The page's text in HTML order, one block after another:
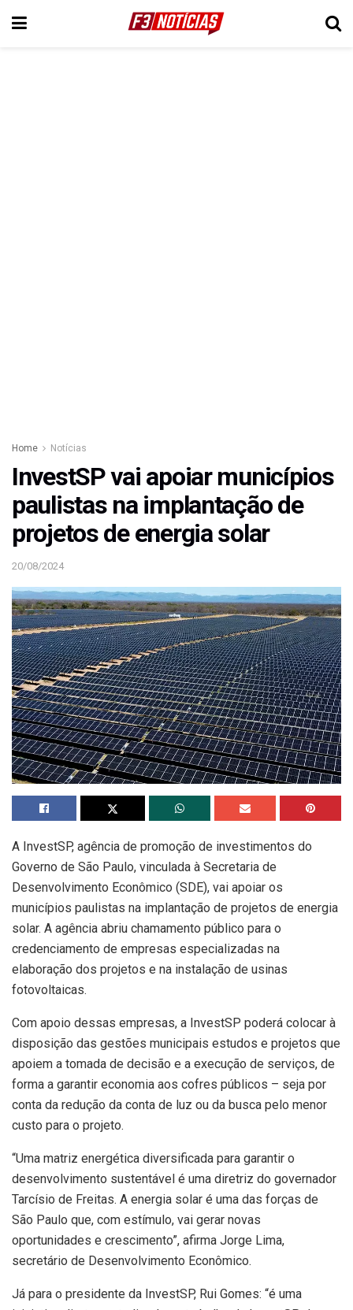
Home Notícias
InvestSP vai apoiar municípios
paulistas na implantação de
projetos de energia solar
20/08/2024
A InvestSP, agência de promoção de investimentos do
Governo de São Paulo, vinculada à Secretaria de
Desenvolvimento Econômico (SDE), vai apoiar os
municípios paulistas na implantação de projetos de energia
solar. A agência abriu chamamento público para o
credenciamento de empresas especializadas na
elaboração dos projetos e na instalação de usinas
fotovoltaicas.
Com apoio dessas empresas, a InvestSP poderá colocar à
disposição das gestões municipais estudos e projetos que
apoiem a tomada de decisão e a execução de serviços, de
forma a garantir economia aos cofres públicos – seja por
conta da redução da conta de luz ou da busca pelo menor
custo para o projeto.
“Uma matriz energética diversificada para garantir o
desenvolvimento sustentável é uma diretriz do governador
Tarcísio de Freitas. A energia solar é uma das forças de
São Paulo que, com estímulo, vai gerar novas
oportunidades e crescimento”, afirma Jorge Lima,
secretário de Desenvolvimento Econômico.
Já para o presidente da InvestSP, Rui Gomes: “é uma